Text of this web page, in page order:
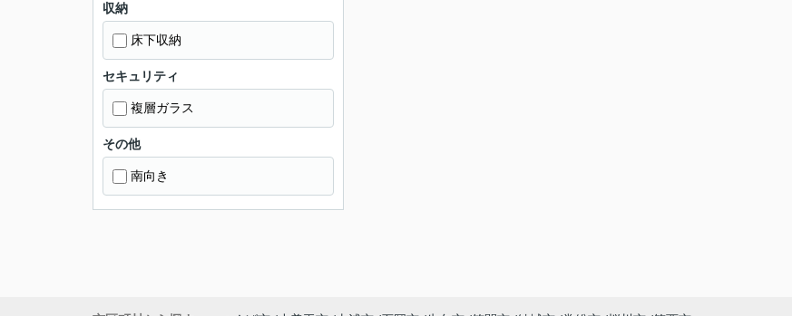
収納
床下収納
セキュリティ
複層ガラス
その他
南向き